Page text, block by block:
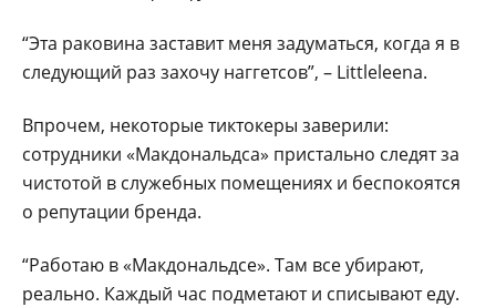
“Эта раковина заставит меня задуматься, когда я в
следующий раз захочу наггетсов”, – Littleleena.
Впрочем, некоторые тиктокеры заверили:
сотрудники «Макдональдса» пристально следят за
чистотой в служебных помещениях и беспокоятся
о репутации бренда.
“Работаю в «Макдональдсе». Там все убирают,
реально. Каждый час подметают и списывают еду.